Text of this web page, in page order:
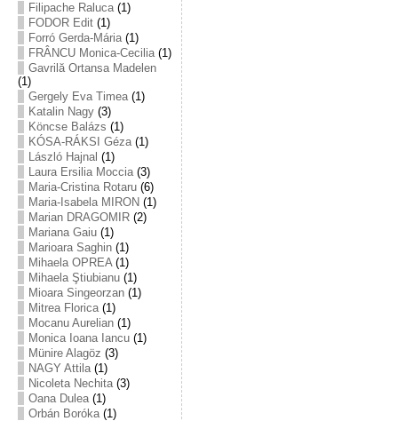
Filipache Raluca(1)
FODOR Edit(1)
Forró Gerda-Mária(1)
FRÂNCU Monica-Cecilia(1)
Gavrilă Ortansa Madelen
(1)
Gergely Eva Timea(1)
Katalin Nagy(3)
Köncse Balázs (1)
KÓSA-RÁKSI Géza(1)
László Hajnal (1)
Laura Ersilia Moccia(3)
Maria-Cristina Rotaru(6)
Maria-Isabela MIRON (1)
Marian DRAGOMIR(2)
Mariana Gaiu(1)
Marioara Saghin(1)
Mihaela OPREA(1)
Mihaela Ştiubianu(1)
Mioara Singeorzan(1)
Mitrea Florica(1)
Mocanu Aurelian(1)
Monica Ioana Iancu(1)
Münire Alagöz (3)
NAGY Attila(1)
Nicoleta Nechita(3)
Oana Dulea(1)
Orbán Boróka(1)